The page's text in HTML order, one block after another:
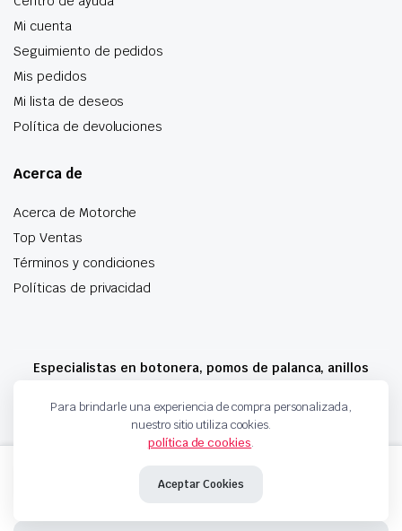
Añadir al carrito
Mi cuenta
Seguimiento de pedidos
Mis pedidos
Mi lista de deseos
Política de devoluciones
Acerca de
Acerca de Motorche
Top Ventas
Términos y condiciones
Políticas de privacidad
Especialistas en botonera, pomos de palanca, anillos
Copyright 2024 © Motorche Autoparts. Todos los derechos reservados
Para brindarle una experiencia de compra personalizada,
nuestro sitio utiliza cookies.
política de cookies.
Aceptar Cookies